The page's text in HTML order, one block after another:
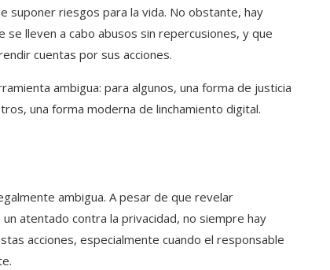
riesgos para la vida. No obstante, hay
lleven a cabo abusos sin repercusiones, y que
cuentas por sus acciones.
ambigua: para algunos, una forma de justicia
una forma moderna de linchamiento digital.
ambigua. A pesar de que revelar
atentado contra la privacidad, no siempre hay
acciones, especialmente cuando el responsable